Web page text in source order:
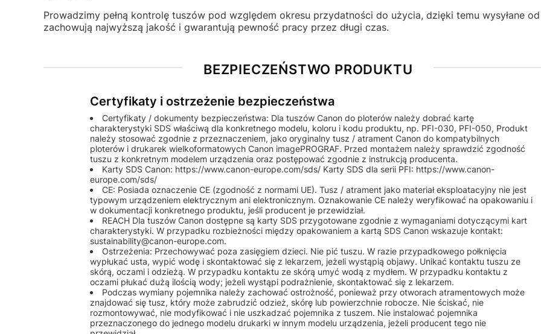
Prowadzimy pełną kontrolę tuszów pod względem okresu przydatności do użycia, dzięki temu wysyłane
zachowują najwyższą jakość i gwarantują pewność pracy przez długi czas.
BEZPIECZEŃSTWO PRODUKTU
Certyfikaty i ostrzeżenie bezpieczeństwa
Certyfikaty / dokumenty bezpieczeństwa: Dla tuszów Canon do ploterów należy dobrać kartę
charakterystyki SDS właściwą dla konkretnego modelu, koloru i kodu produktu, np. PFI-030, PFI-050, Produkt
należy stosować zgodnie z przeznaczeniem, jako oryginalny tusz / atrament Canon do kompatybilnych
ploterów i drukarek wielkoformatowych Canon imagePROGRAF. Przed montażem należy sprawdzić zgodność
tuszu z konkretnym modelem urządzenia oraz postępować zgodnie z instrukcją producenta.
Karty SDS Canon: https://www.canon-europe.com/sds/ Karty SDS dla serii PFI: https://www.canon-
europe.com/sds/
CE: Posiada oznaczenie CE (zgodność z normami UE). Tusz / atrament jako materiał eksploatacyjny nie jest
typowym urządzeniem elektrycznym ani elektronicznym. Oznakowanie CE należy weryfikować na opakowaniu i
w dokumentacji konkretnego produktu, jeśli producent je przewidział.
REACH Dla tuszów Canon dostępne są karty SDS przygotowane zgodnie z wymaganiami dotyczącymi kart
charakterystyki. W przypadku rozbieżności między opakowaniem a kartą SDS Canon wskazuje kontakt:
sustainability@canon-europe.com.
Ostrzeżenia: Przechowywać poza zasięgiem dzieci. Nie pić tuszu. W razie przypadkowego połknięcia
wypłukać usta, wypić wodę i skontaktować się z lekarzem, jeżeli wystąpią objawy. Unikać kontaktu tuszu ze
skórą, oczami i odzieżą. W przypadku kontaktu ze skórą umyć wodą z mydłem. W przypadku kontaktu z
oczami płukać dużą ilością wody; jeżeli wystąpi podrażnienie, skontaktować się z lekarzem.
Podczas wymiany pojemnika należy zachować ostrożność, ponieważ przy otworach atramentowych może
znajdować się tusz, który może zabrudzić odzież, skórę lub powierzchnie robocze. Nie ściskać, nie
rozmontowywać, nie modyfikować i nie uszkadzać pojemnika z tuszem. Nie instalować pojemnika
przeznaczonego do jednego modelu drukarki w innym modelu urządzenia, jeżeli producent tego nie